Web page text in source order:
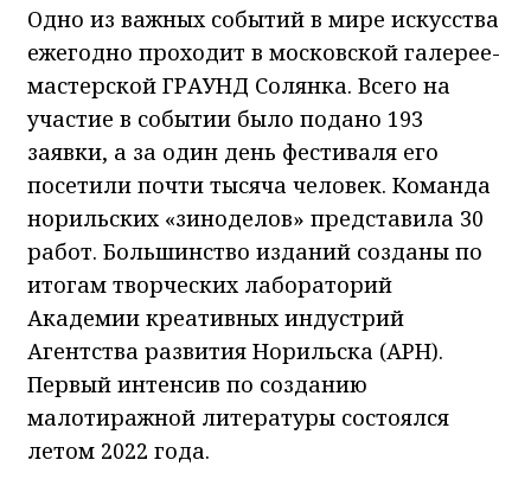
Одно из важных событий в мире искусства
ежегодно проходит в московской галерее-
мастерской ГРАУНД Солянка. Всего на
участие в событии было подано 193
заявки, а за один день фестиваля его
посетили почти тысяча человек. Команда
норильских «зиноделов» представила 30
работ. Большинство изданий созданы по
итогам творческих лабораторий
Академии креативных индустрий
Агентства развития Норильска (АРН).
Первый интенсив по созданию
малотиражной литературы состоялся
летом 2022 года.